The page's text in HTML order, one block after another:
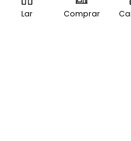
POLÍTICA
Lar Comprar